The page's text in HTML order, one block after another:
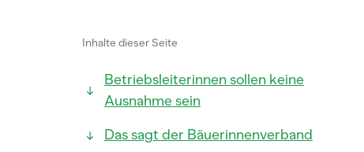
Inhalte dieser Seite
Betriebsleiterinnen sollen keine
Ausnahme sein
Das sagt der Bäuerinnenverband